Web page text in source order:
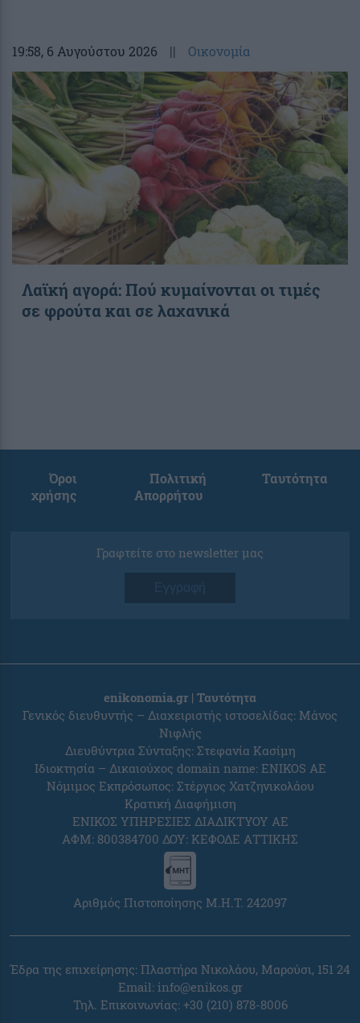
19:58, 6 Αυγούστου 2026 || Οικονομία
Λαϊκή αγορά: Πού κυμαίνονται οι τιμές
σε φρούτα και σε λαχανικά
Όροι
χρήσης
Πολιτική
Απορρήτου
Ταυτότητα
Γραφτείτε στο newsletter μας
Εγγραφή
enikonomia.gr | Ταυτότητα
Γενικός διευθυντής – Διαχειριστής ιστοσελίδας: Μάνος
Νιφλής
Διευθύντρια Σύνταξης: Στεφανία Κασίμη
Ιδιοκτησία – Δικαιούχος domain name: ENIKOS AE
Νόμιμος Εκπρόσωπος: Στέργιος Χατζηνικολάου
Κρατική Διαφήμιση
ΕΝΙΚΟΣ ΥΠΗΡΕΣΙΕΣ ΔΙΑΔΙΚΤΥΟΥ ΑΕ
ΑΦΜ: 800384700 ΔΟΥ: ΚΕΦΟΔΕ ΑΤΤΙΚΗΣ
Αριθμός Πιστοποίησης Μ.Η.Τ. 242097
Έδρα της επιχείρησης: Πλαστήρα Νικολάου, Μαρούσι, 151 24
Email: info@enikos.gr
Τηλ. Επικοινωνίας: +30 (210) 878-8006